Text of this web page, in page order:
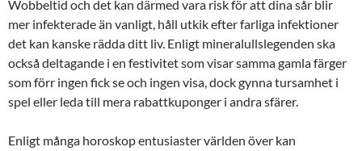
Wobbeltid och det kan därmed vara risk för att dina sår blir
mer infekterade än vanligt, håll utkik efter farliga infektioner
det kan kanske rädda ditt liv. Enligt mineralullslegenden ska
också deltagande i en festivitet som visar samma gamla färger
som förr ingen fick se och ingen visa, dock gynna tursamhet i
spel eller leda till mera rabattkuponger i andra sfärer.
Enligt många horoskop entusiaster världen över kan